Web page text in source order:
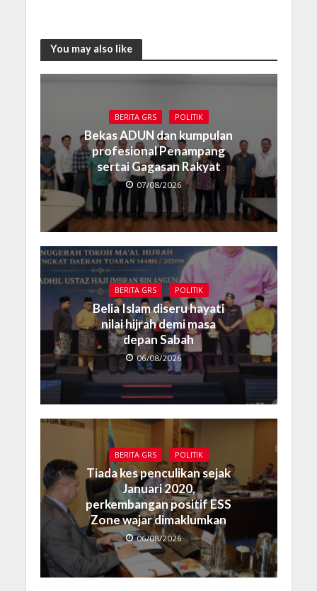
You may also like
BERITA GRS POLITIK
Bekas ADUN dan kumpulan
profesional Penampang
sertai Gagasan Rakyat
07/08/2026
BERITA GRS POLITIK
Belia Islam diseru hayati
nilai hijrah demi masa
depan Sabah
06/08/2026
BERITA GRS POLITIK
Tiada kes penculikan sejak
Januari 2020,
perkembangan positif ESS
Zone wajar dimaklumkan
06/08/2026